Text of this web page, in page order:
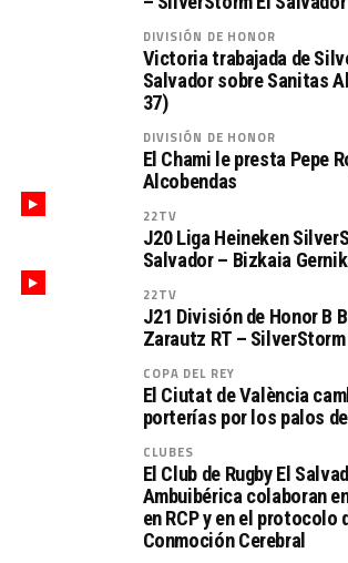
DIVISIÓN DE HONOR
Victoria trabajada de
Salvador sobre Sanitas
37)
DIVISIÓN DE HONOR
El Chami le presta Pepe
Alcobendas
22TV
J20 Liga Heineken
Salvador – Bizkaia
22TV
J21 División de Honor B
Zarautz RT –
COPA DEL REY
El Ciutat de València
porterías por los palos
CLUBES
El Club de Rugby El
Ambuibérica colaboran
en RCP y en el protocolo
Conmoción Cerebral